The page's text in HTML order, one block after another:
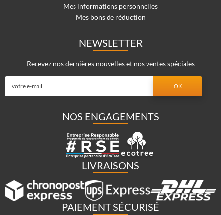
Mes informations personnelles
Mes bons de réduction
NEWSLETTER
Recevez nos dernières nouvelles et nos ventes spéciales
NOS ENGAGEMENTS
LIVRAISONS
PAIEMENT SÉCURISÉ